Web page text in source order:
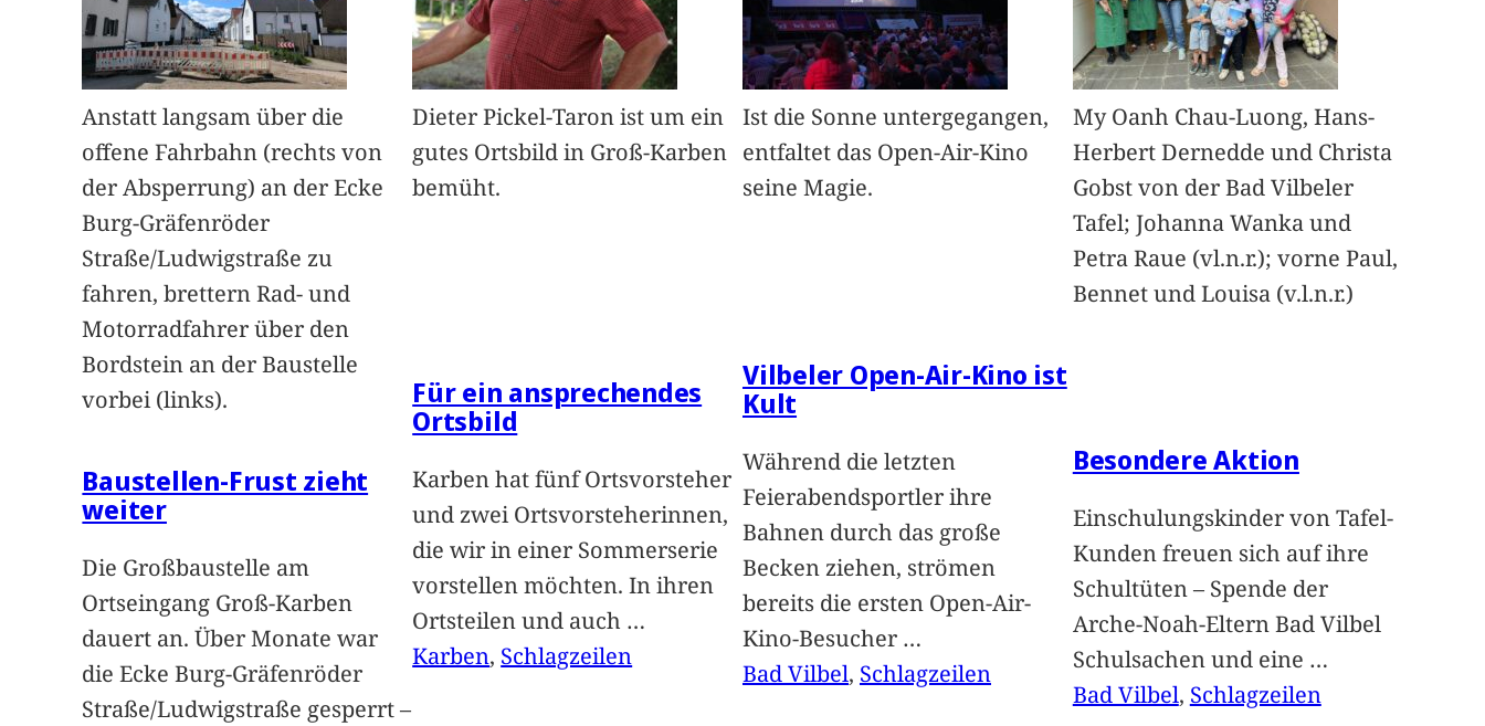
Anstatt langsam über die
offene Fahrbahn (rechts von
der Absperrung) an der Ecke
Burg-Gräfenröder
Straße/Ludwigstraße zu
fahren, brettern Rad- und
Motorradfahrer über den
Bordstein an der Baustelle
vorbei (links).
Baustellen-Frust zieht
weiter
Die Großbaustelle am
Ortseingang Groß-Karben
dauert an. Über Monate war
die Ecke Burg-Gräfenröder
Straße/Ludwigstraße gesperrt –
Dieter Pickel-Taron ist um ein
gutes Ortsbild in Groß-Karben
bemüht.
Für ein ansprechendes
Ortsbild
Karben hat fünf Ortsvorsteher
und zwei Ortsvorsteherinnen,
die wir in einer Sommerserie
vorstellen möchten. In ihren
Ortsteilen und auch …
Karben, Schlagzeilen
Ist die Sonne untergegangen,
entfaltet das Open-Air-Kino
seine Magie.
Vilbeler Open-Air-Kino ist
Kult
Während die letzten
Feierabendsportler ihre
Bahnen durch das große
Becken ziehen, strömen
bereits die ersten Open-Air-
Kino-Besucher …
Bad Vilbel, Schlagzeilen
My Oanh Chau-Luong, Hans-
Herbert Dernedde und Christa
Gobst von der Bad Vilbeler
Tafel; Johanna Wanka und
Petra Raue (vl.n.r.); vorne Paul,
Bennet und Louisa (v.l.n.r.)
Besondere Aktion
Einschulungskinder von Tafel-
Kunden freuen sich auf ihre
Schultüten – Spende der
Arche-Noah-Eltern Bad Vilbel
Schulsachen und eine …
Bad Vilbel, Schlagzeilen